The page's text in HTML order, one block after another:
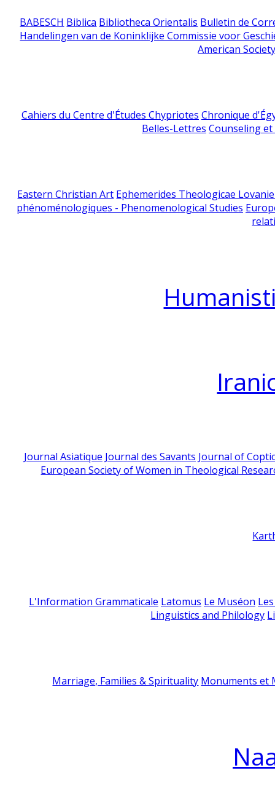
BABESCH Biblica Bibliotheca Orientalis Bulletin de
Handelingen van de Koninklijke Commissie voor
American
Cahiers du Centre d'Études Chypriotes Chronique
Belles-Lettres Counseling
Eastern Christian Art Ephemerides Theologicae
phénoménologiques - Phenomenological Studies
Journal Asiatique Journal des Savants Journal of
European Society of Women in Theological
L'Information Grammaticale Latomus Le Muséon
Linguistics and Philology
Marriage, Families & Spirituality Monuments et